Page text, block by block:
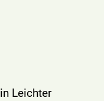
Leichter